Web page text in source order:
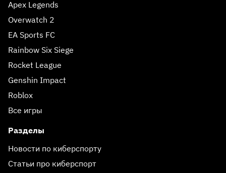
Apex Legends
Overwatch 2
EA Sports FC
Rainbow Six Siege
Rocket League
Genshin Impact
Roblox
Все игры
Разделы
Новости по киберспорту
Статьи про киберспорт